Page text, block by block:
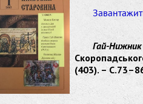
Гай-
(403). –